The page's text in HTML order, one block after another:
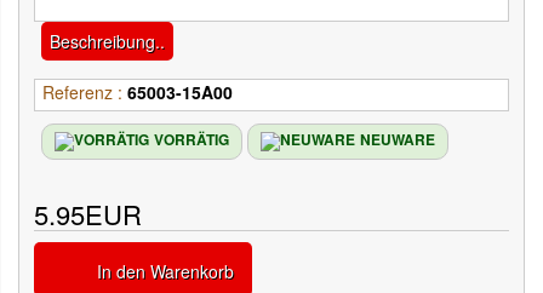
Beschreibung..
Referenz : 65003-15A00
VORRÄTIG NEUWARE
5.95EUR
In den Warenkorb